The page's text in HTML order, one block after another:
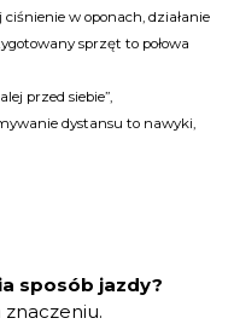
w oponach, działanie
sprzęt to połowa
przed siebie”,
dystansu to nawyki,
sposób jazdy?